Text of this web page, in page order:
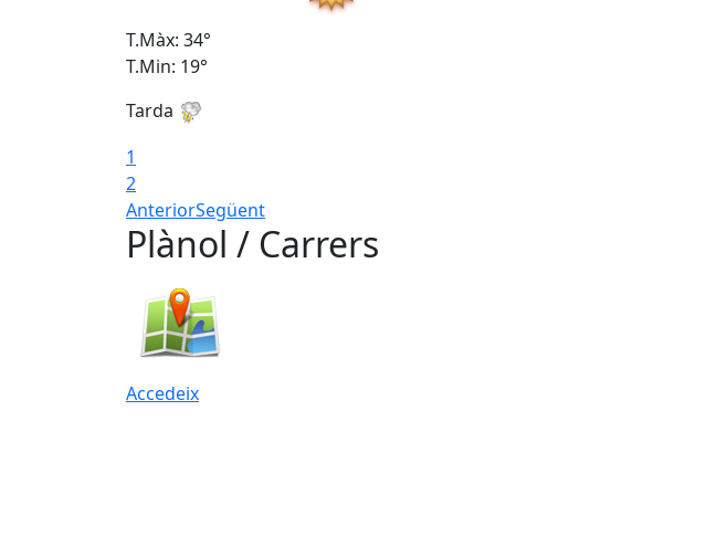
T.Màx: 34°
T.Min: 19°
Tarda
1
2
AnteriorSegüent
Plànol / Carrers
Accedeix